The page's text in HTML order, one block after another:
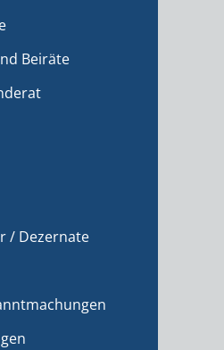
Beiräte
/ Dezernate